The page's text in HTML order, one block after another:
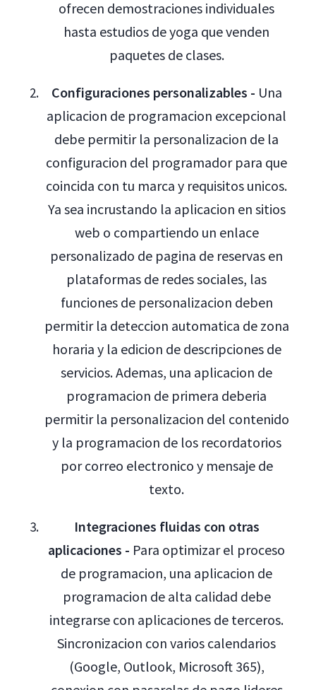
ofrecen demostraciones individuales
hasta estudios de yoga que venden
paquetes de clases.
Configuraciones personalizables - Una
aplicacion de programacion excepcional
debe permitir la personalizacion de la
configuracion del programador para que
coincida con tu marca y requisitos unicos.
Ya sea incrustando la aplicacion en sitios
web o compartiendo un enlace
personalizado de pagina de reservas en
plataformas de redes sociales, las
funciones de personalizacion deben
permitir la deteccion automatica de zona
horaria y la edicion de descripciones de
servicios. Ademas, una aplicacion de
programacion de primera deberia
permitir la personalizacion del contenido
y la programacion de los recordatorios
por correo electronico y mensaje de
texto.
Integraciones fluidas con otras
aplicaciones - Para optimizar el proceso
de programacion, una aplicacion de
programacion de alta calidad debe
integrarse con aplicaciones de terceros.
Sincronizacion con varios calendarios
(Google, Outlook, Microsoft 365),